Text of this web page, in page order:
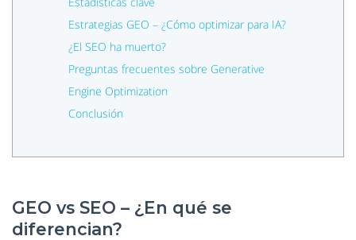
Estrategias GEO – ¿Cómo optimizar para IA?
¿El SEO ha muerto?
Preguntas frecuentes sobre Generative
Engine Optimization
Conclusión
GEO vs SEO – ¿En qué se
diferencian?